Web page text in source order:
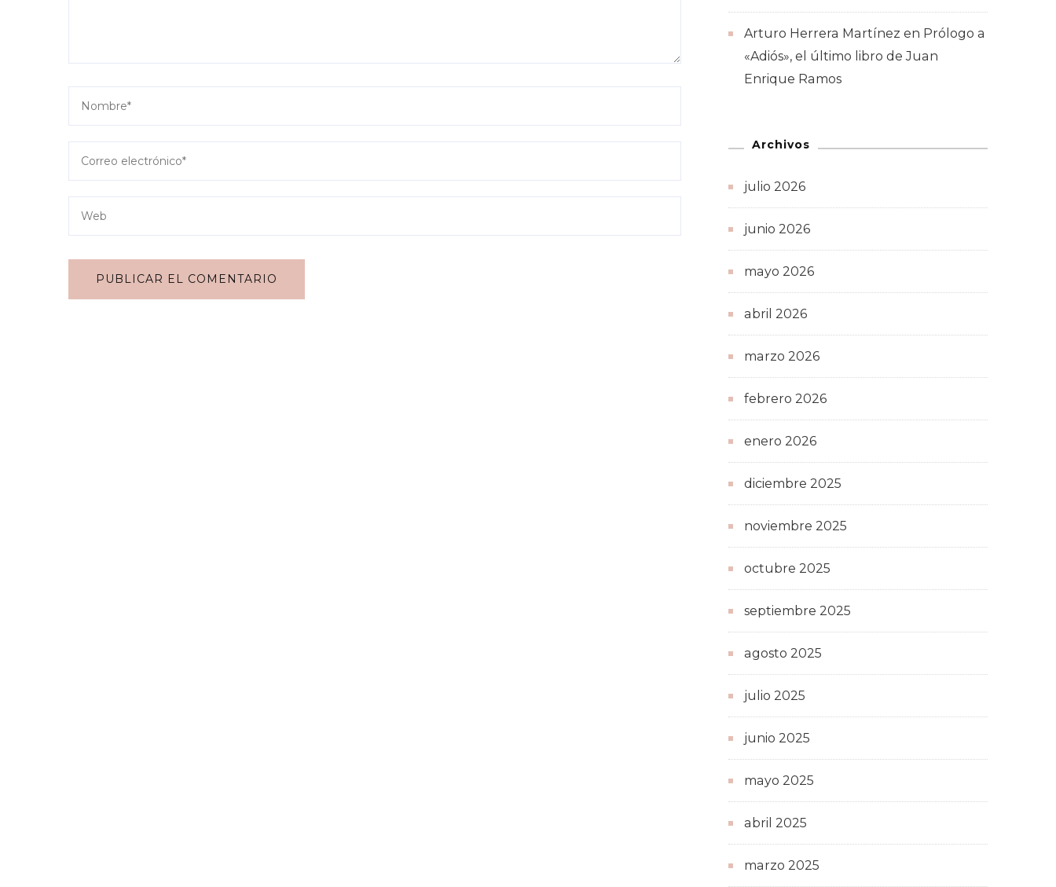
Arturo Herrera Martínez en Prólogo a
«Adiós», el último libro de Juan
Enrique Ramos
Archivos
julio 2026
junio 2026
mayo 2026
abril 2026
marzo 2026
febrero 2026
enero 2026
diciembre 2025
noviembre 2025
octubre 2025
septiembre 2025
agosto 2025
julio 2025
junio 2025
mayo 2025
abril 2025
marzo 2025